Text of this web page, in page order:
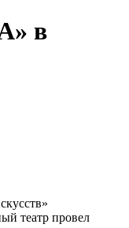
в
театр провел